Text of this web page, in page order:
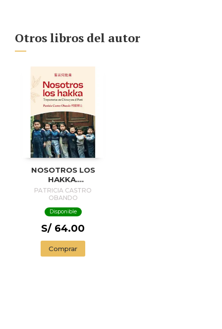
Otros libros del autor
NOSOTROS LOS
HAKKA.
TRAYECTORIAS EN
CHINA Y EN EL
PERÚ
PATRICIA CASTRO
OBANDO
Disponible
S/ 64.00
Comprar